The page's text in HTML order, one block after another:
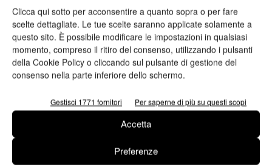
Clicca qui sotto per acconsentire a quanto sopra o per fare
scelte dettagliate. Le tue scelte saranno applicate solamente a
questo sito. È possibile modificare le impostazioni in qualsiasi
momento, compreso il ritiro del consenso, utilizzando i pulsanti
della Cookie Policy o cliccando sul pulsante di gestione del
consenso nella parte inferiore dello schermo.
Gestisci 1771 fornitori Per saperne di più su questi scopi
Accetta
Preferenze
digitale e nuove tecnologie: approvata
la strategia 2026